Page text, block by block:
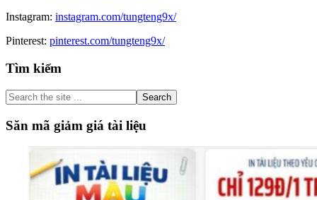
Instagram: instagram.com/tungteng9x/
Pinterest: pinterest.com/tungteng9x/
Primary
Sidebar
Tìm kiếm
Search
the
site
...
Săn mã giảm giá tài liệu